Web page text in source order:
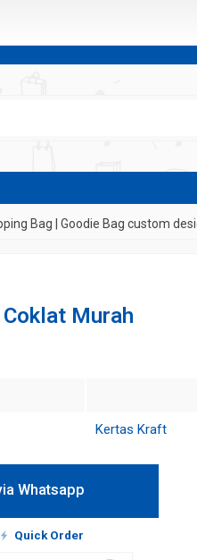
Bag | Goodie Bag custom design
Murah
Kertas Kraft
Whatsapp
Quick Order